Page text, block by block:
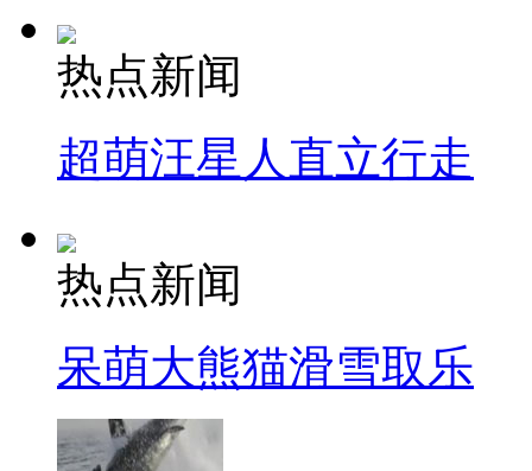
热点新闻
超萌汪星人直立行走
热点新闻
呆萌大熊猫滑雪取乐